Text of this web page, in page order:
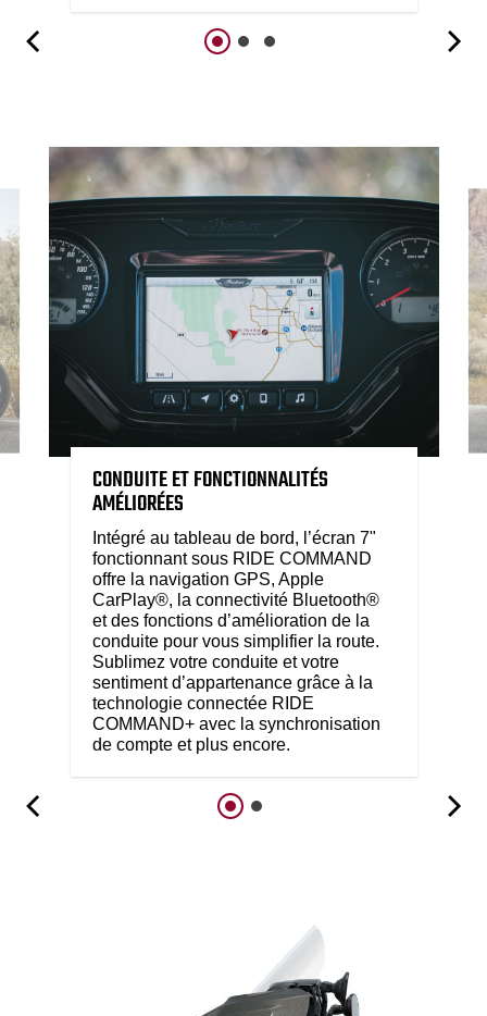
CONDUITE ET FONCTIONNALITÉS
AMÉLIORÉES
Intégré au tableau de bord, l’écran 7"
fonctionnant sous RIDE COMMAND
offre la navigation GPS, Apple
CarPlay®, la connectivité Bluetooth®
et des fonctions d’amélioration de la
conduite pour vous simplifier la route.
Sublimez votre conduite et votre
sentiment d’appartenance grâce à la
technologie connectée RIDE
COMMAND+ avec la synchronisation
de compte et plus encore.